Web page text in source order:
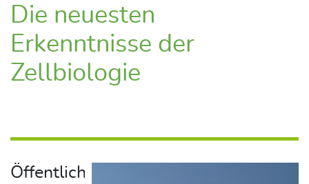
Die neuesten
Erkenntnisse der
Zellbiologie
Öffentlicher